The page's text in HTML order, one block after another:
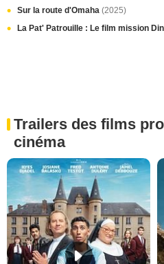
Sur la route d'Omaha (2025)
La Pat' Patrouille : Le film mission
Trailers des films
cinéma